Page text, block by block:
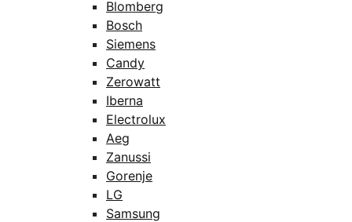
Blomberg
Bosch
Siemens
Candy
Zerowatt
Iberna
Electrolux
Aeg
Zanussi
Gorenje
LG
Samsung